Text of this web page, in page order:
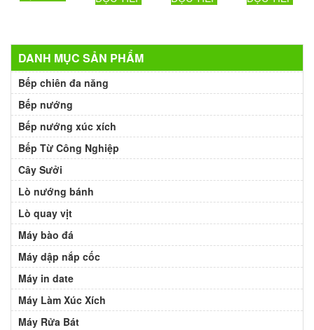
DANH MỤC SẢN PHẨM
Bếp chiên đa năng
Bếp nướng
Bếp nướng xúc xích
Bếp Từ Công Nghiệp
Cây Sưởi
Lò nướng bánh
Lò quay vịt
Máy bào đá
Máy dập nắp cốc
Máy in date
Máy Làm Xúc Xích
Máy Rửa Bát